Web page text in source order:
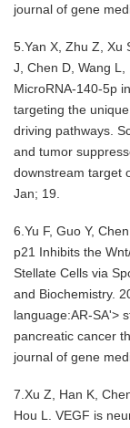
journal of gene
5.Yan X, Zhu Z, Xu
J, Chen D, Wang L,
MicroRNA-140-5p
targeting the
driving pathways.
and tumor
downstream target
Jan; 19.
6.Yu F, Guo Y,
p21 Inhibits the
Stellate Cells via
and Biochemistry.
language:AR-SA'>
pancreatic cancer
journal of gene
7.Xu Z, Han K,
Hou L. VEGF is